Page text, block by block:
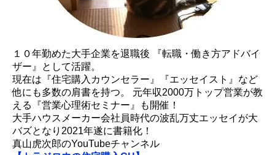
１０年勤めた大手企業を退職後 『転職・働き方アドバイ
ザー』として活躍。
現在は『住宅購入カウンセラー』『エッセイスト』など
他にも多数の肩書を持つ。 元年収2000万トップ営業が教
える『営業心理術セミナー』も開催！
大手ハウスメーカー会社員時代の波乱万丈エッセイが大
バズとなり2021年遂に書籍化！
真山虎次郎のYouTubeチャンネル